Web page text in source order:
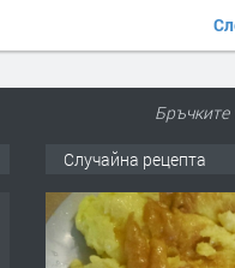
Случайна рецепта